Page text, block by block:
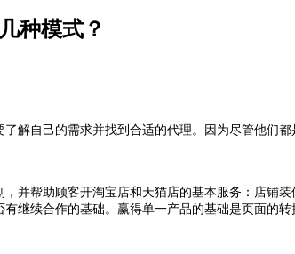
种模式？
解自己的需求并找到合适的代理。因为尽管他们
并帮助顾客开淘宝店和天猫店的基本服务：店铺
继续合作的基础。赢得单一产品的基础是页面的